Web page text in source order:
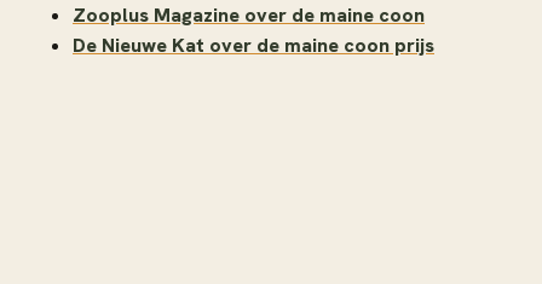
Zooplus Magazine over de maine coon
De Nieuwe Kat over de maine coon prijs